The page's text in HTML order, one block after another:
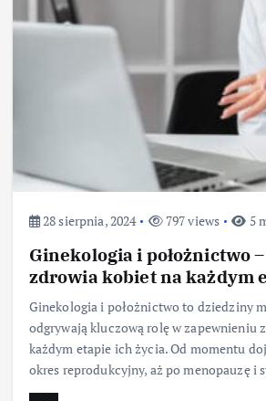
28 sierpnia, 2024 797 views 5
Ginekologia i położnictwo
zdrowia kobiet na każdym
Ginekologia i położnictwo to dziedziny
odgrywają kluczową rolę w zapewnieniu
każdym etapie ich życia. Od momentu
okres reprodukcyjny, aż po menopauzę i